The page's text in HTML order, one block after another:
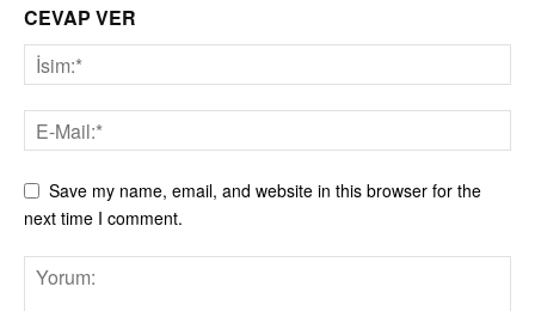
CEVAP VER
Save my name, email, and website in this browser for the
next time I comment.